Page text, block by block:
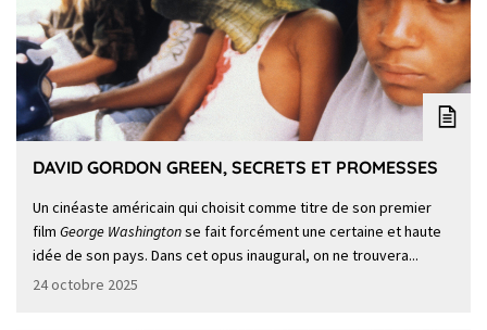
DAVID GORDON GREEN, SECRETS ET PROMESSES
Un cinéaste américain qui choisit comme titre de son premier
film George Washingtonse fait forcément une certaine et haute
idée de son pays. Dans cet opus inaugural, on ne trouvera...
24 octobre 2025